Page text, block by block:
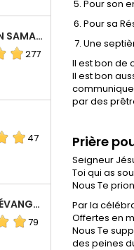
HUILE DU BON SAMARITAIN
277
47
CHAPELET D'ÉVANGÉLISATION
79
Pour son
Pour sa
Une
Il est bon de
Il est bon
par des
Prière
Seigneur
Toi qui as
Nous Te
Par la
Offertes en
Nous Te
des peines